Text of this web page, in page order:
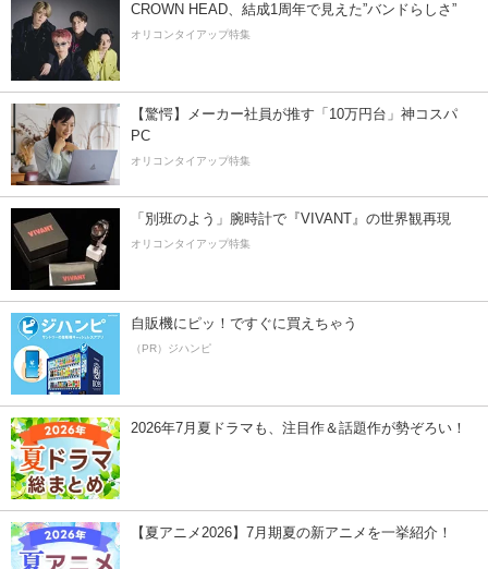
CROWN HEAD、結成1周年で見えた”バンドらしさ”
オリコンタイアップ特集
【驚愕】メーカー社員が推す「10万円台」神コスパ
PC
オリコンタイアップ特集
「別班のよう」腕時計で『VIVANT』の世界観再現
オリコンタイアップ特集
自販機にピッ！ですぐに買えちゃう
（PR）ジハンピ
2026年7月夏ドラマも、注目作＆話題作が勢ぞろい！
【夏アニメ2026】7月期夏の新アニメを一挙紹介！